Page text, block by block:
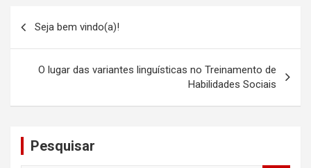
Post
Seja bem vindo(a)!
O lugar das variantes linguísticas no Treinamento de
Habilidades Sociais
Pesquisar